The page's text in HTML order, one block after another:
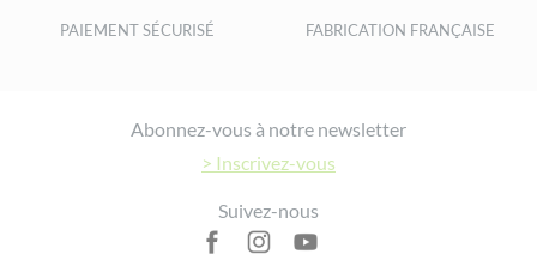
PAIEMENT SÉCURISÉ FABRICATION FRANÇAISE
Abonnez-vous à notre newsletter
> Inscrivez-vous
Suivez-nous